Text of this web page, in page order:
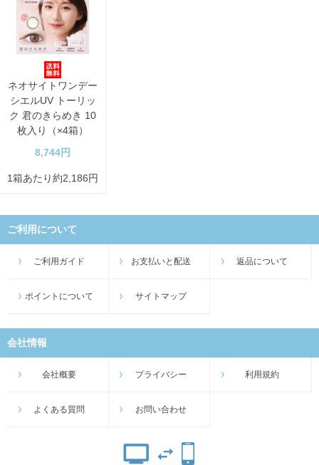
ネオサイトワンデー
シエルUV トーリッ
ク 君のきらめき 10
枚入り（×4箱）
8,744円
1箱あたり約2,186円
ご利用について
ご利用ガイド お支払いと配送 返品について
ポイントについて サイトマップ
会社情報
会社概要 プライバシー 利用規約
よくある質問 お問い合わせ